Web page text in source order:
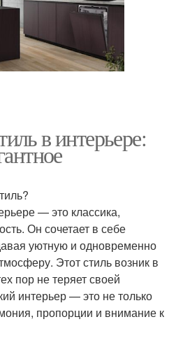
в интерьере:
— это классика,
Он сочетает в себе
уютную и одновременно
Этот стиль возник в
пор не теряет своей
интерьер — это не только
пропорции и внимание к